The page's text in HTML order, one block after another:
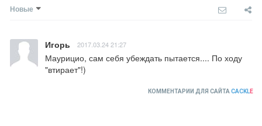
Новые
Игорь 2017.03.24 21:27
Маурицио, сам себя убеждать пытается.... По ходу
"втирает"!)
КОММЕНТАРИИ ДЛЯ САЙТА CACKLE